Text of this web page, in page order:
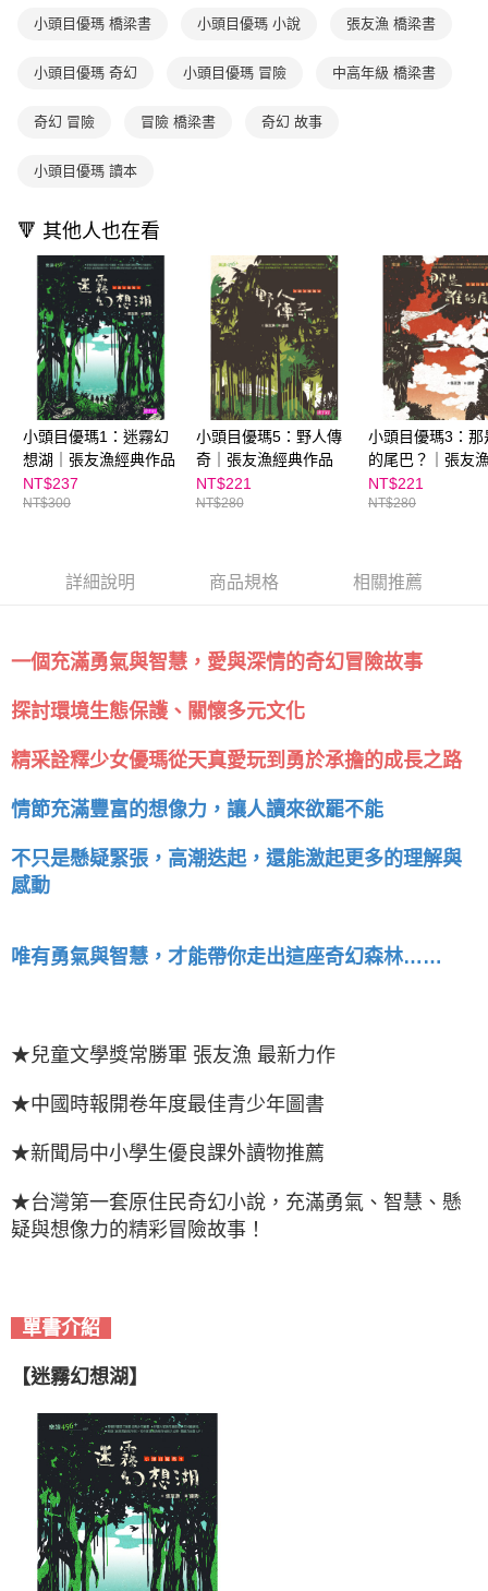
1.分期款項不併入電信帳單，「大哥付你分期」於每月結算日後寄送繳費提
2.透過簡訊連結打開帳單後，可選擇「超商條碼／台灣大直營門市／銀行轉
【注意事項】
用戶於交易時，得透過本服務購買商品或服務，並由商店將買賣／分期付款
資料（包含姓名、電話或地址）提供予台灣大哥大進項蒐集、處理及利用，
3.完整用戶服務條款，請詳閱以下連結：https://oppay.tw/userRule
結帳頁面，進行簡訊認證並確認金額後，即可完成結帳。
３．收到繳費通知簡訊後14天內，點擊此簡訊中的連結，可透過四大超商／
購買商品的店家。未經商家同意取消之訂單仍視為有效，需透過AFTEE先享
是否繳費成功／繳費後需取消欲退款等相關疑問，請聯繫「AFTEE先享後付
客戶支援中心」https://netprotections.freshdesk.com/support/home
【注意事項】
１．透過由恩沛科技股份有限公司提供之「AFTEE先享後付」服務完成之交
易，需依本服務之必要範圍內提供個人資料，並將交易相關給付款項請求債
權轉讓予恩沛科技股份有限公司。
２．關於個人資料處理事宜，請瀏覽以下網址：
https://aftee.tw/terms/#terms3
３．未成年的使用者請事先徵得法定代理人或監護人之同意方可使用
「AFTEE先享後付」，若未經同意申辦者引起之損失，本公司不負相關責
任。
４．使用「AFTEE先享後付」時，將依據個別帳號之用戶狀況，依本公司即
時審查核予不同之上限額度；若仍有額度不足之情形，本公司將視審查結果
請求用戶進行身份認證。
每筆NT$70，滿NT$499(含以上)免運費
付款後7-11取貨
每筆NT$70，滿NT$800(含以上)免運費
每筆NT$200
海外包裹航空運送 查看運費
小頭目優瑪 橋梁書 小頭目優瑪 小說 張友漁 橋梁書
小頭目優瑪 奇幻 小頭目優瑪 冒險 中高年級 橋梁書
奇幻 冒險 冒險 橋梁書 奇幻 故事
小頭目優瑪 讀本
🔻 其他人也在看
小頭目優瑪1：迷霧幻
想湖｜張友漁經典作品
NT$237
NT$300
小頭目優瑪5：野人傳
奇｜張友漁經典作品
NT$221
NT$280
小頭目優瑪3：那
的尾巴？｜張友
作品
NT$221
NT$280
詳細說明 商品規格 相關推薦
一個充滿勇氣與智慧，愛與深情的奇幻冒險故事
探討環境生態保護、關懷多元文化
精采詮釋少女優瑪從天真愛玩到勇於承擔的成長之路
情節充滿豐富的想像力，讓人讀來欲罷不能
不只是懸疑緊張，高潮迭起，還能激起更多的理解與
感動
唯有勇氣與智慧，才能帶你走出這座奇幻森林……
★兒童文學獎常勝軍 張友漁 最新力作
★中國時報開卷年度最佳青少年圖書
★新聞局中小學生優良課外讀物推薦
★台灣第一套原住民奇幻小說，充滿勇氣、智慧、懸
疑與想像力的精彩冒險故事！
單書介紹
【迷霧幻想湖】